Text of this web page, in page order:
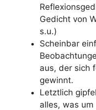
Gedicht von
s.u.)
Scheinbar
aus, der sich
gewinnt.
Letztlich
alles, was